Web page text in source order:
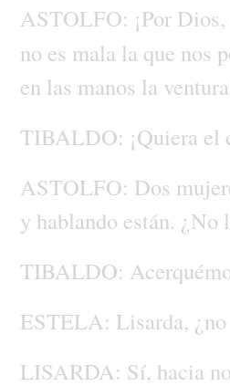
ASTOLFO: ¡Por Dios,
no es mala la que nos
en las manos la
TIBALDO: ¡Quiera el
ASTOLFO: Dos
y hablando están. ¿No
TIBALDO:
ESTELA: Lisarda, ¿no
LISARDA: Sí, hacia